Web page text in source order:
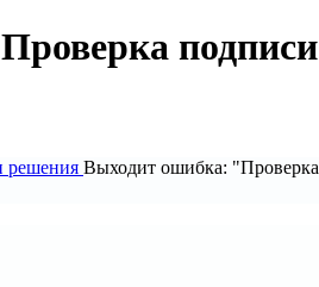
решения Выходит ошибка: